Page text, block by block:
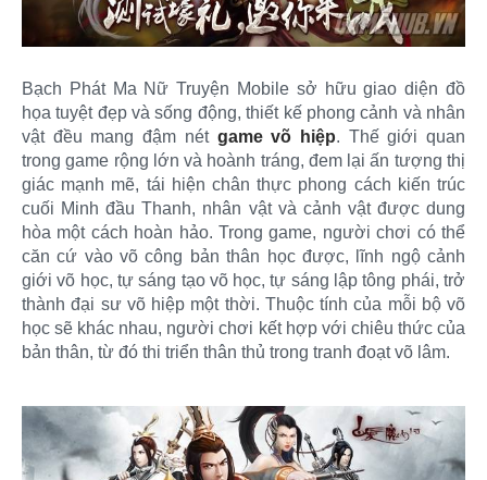
Bạch Phát Ma Nữ Truyện Mobile sở hữu giao diện đồ
họa tuyệt đẹp và sống động, thiết kế phong cảnh và nhân
vật đều mang đậm nét game võ hiệp. Thế giới quan
trong game rộng lớn và hoành tráng, đem lại ấn tượng thị
giác mạnh mẽ, tái hiện chân thực phong cách kiến trúc
cuối Minh đầu Thanh, nhân vật và cảnh vật được dung
hòa một cách hoàn hảo. Trong game, người chơi có thể
căn cứ vào võ công bản thân học được, lĩnh ngộ cảnh
giới võ học, tự sáng tạo võ học, tự sáng lập tông phái, trở
thành đại sư võ hiệp một thời. Thuộc tính của mỗi bộ võ
học sẽ khác nhau, người chơi kết hợp với chiêu thức của
bản thân, từ đó thi triển thân thủ trong tranh đoạt võ lâm.